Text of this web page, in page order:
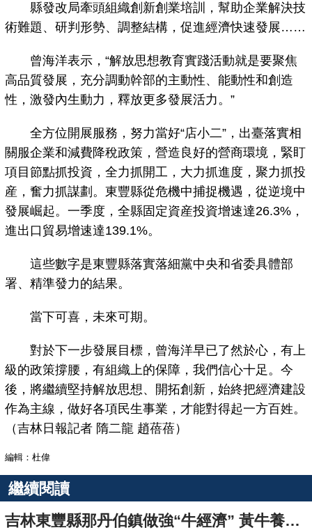
縣發改局牽頭組織創新創業培訓，幫助企業解決技
術難題、研判形勢、調整結構，促進經濟快速發展……
曾海洋表示，“解放思想教育實踐活動就是要聚焦
高品質發展，充分調動幹部的主動性、能動性和創造
性，激發內生動力，釋放更多發展活力。”
全方位開展服務，努力當好“店小二”，出臺落實相
關服企業和減費降稅政策，營造良好的營商環境，緊盯
項目節點抓投資，全力抓開工，大力抓進度，聚力抓投
産，奮力抓謀劃。東豐縣從危機中捕捉機遇，從逆境中
發展崛起。一季度，全縣固定資産投資增速達26.3%，
進出口貿易增速達139.1%。
這些數字是東豐縣落實落細黨中央和省委具體部
署、精準發力的結果。
當下可喜，未來可期。
對於下一步發展目標，曾海洋早已了然於心，有上
級的政策撐腰，有組織上的保障，我們信心十足。今
後，將繼續堅持解放思想、開拓創新，始終把經濟建設
作為主線，做好各項民生事業，才能對得起一方百姓。
（吉林日報記者 隋二龍 趙蓓蓓）
編輯：杜偉
繼續閱讀
吉林東豐縣那丹伯鎮做強“牛經濟” 黃牛養殖讓農民富起來